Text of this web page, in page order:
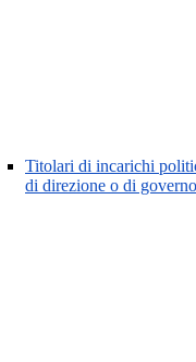
Titolari di incarichi
di direzione o di governo